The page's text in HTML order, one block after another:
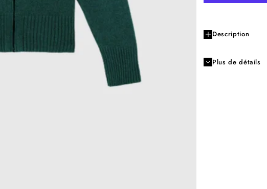
Description
Plus de détails